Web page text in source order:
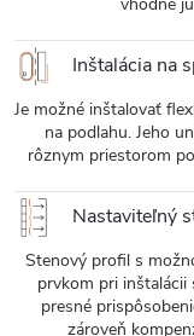
Inštalácia na
Je možné inštalovať
na podlahu. Jeho
rôznym priestorom
Nastaviteľný
Stenový profil s
prvkom pri inštalácii
presné
zároveň